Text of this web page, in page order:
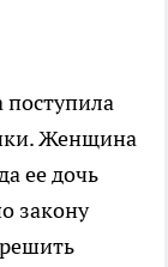
поступила
Женщина
ее дочь
закону